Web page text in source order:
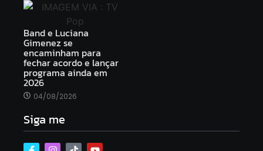
Band e Luciana
Gimenez se
encaminham para
fechar acordo e lançar
programa ainda em
2026
04/08/2026
Siga me